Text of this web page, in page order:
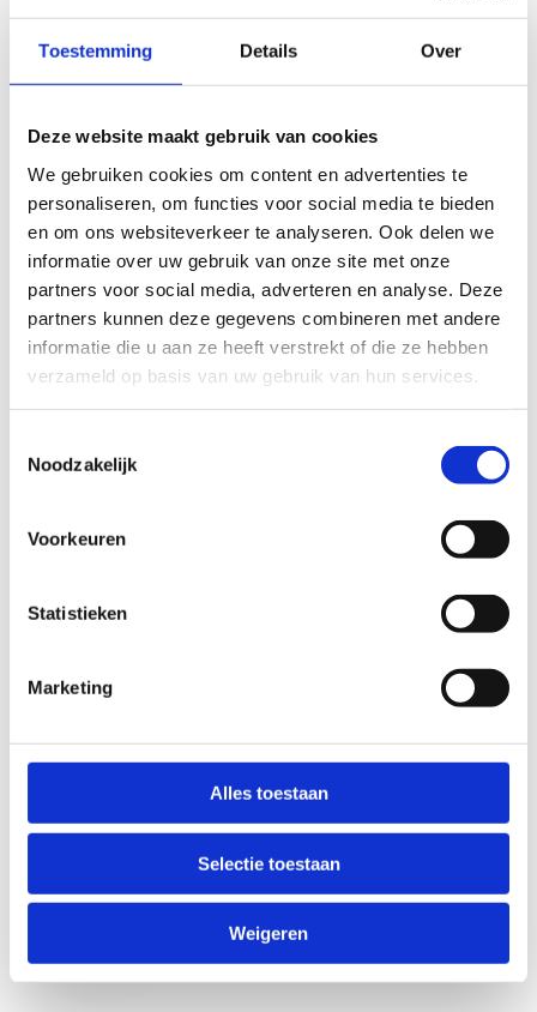
Toestemming Details Over
Deze website maakt gebruik van cookies
We gebruiken cookies om content en advertenties te
personaliseren, om functies voor social media te bieden
en om ons websiteverkeer te analyseren. Ook delen we
informatie over uw gebruik van onze site met onze
partners voor social media, adverteren en analyse. Deze
partners kunnen deze gegevens combineren met andere
informatie die u aan ze heeft verstrekt of die ze hebben
verzameld op basis van uw gebruik van hun services.
Noodzakelijk
Voorkeuren
Statistieken
Marketing
Alles toestaan
Selectie toestaan
Weigeren
Geef aan tot welk domein jouw vraag behoort
KIES EEN DOMEIN
Jouw vraag
Anti-Robot Verification
Click to start verification
Verzend